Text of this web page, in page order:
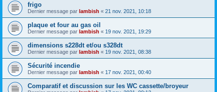
frigo
Dernier message par lambish « 21 nov. 2021, 10:18
plaque et four au gas oil
Dernier message par lambish « 19 nov. 2021, 19:29
dimensions s228dt et/ou s328dt
Dernier message par lambish « 19 nov. 2021, 08:38
Sécurité incendie
Dernier message par lambish « 17 nov. 2021, 00:40
Comparatif et discussion sur les WC cassette/broyeur